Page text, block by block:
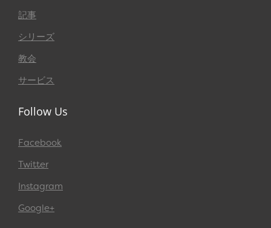
記事
シリーズ
教会
サービス
Follow Us
Facebook
Twitter
Instagram
Google+